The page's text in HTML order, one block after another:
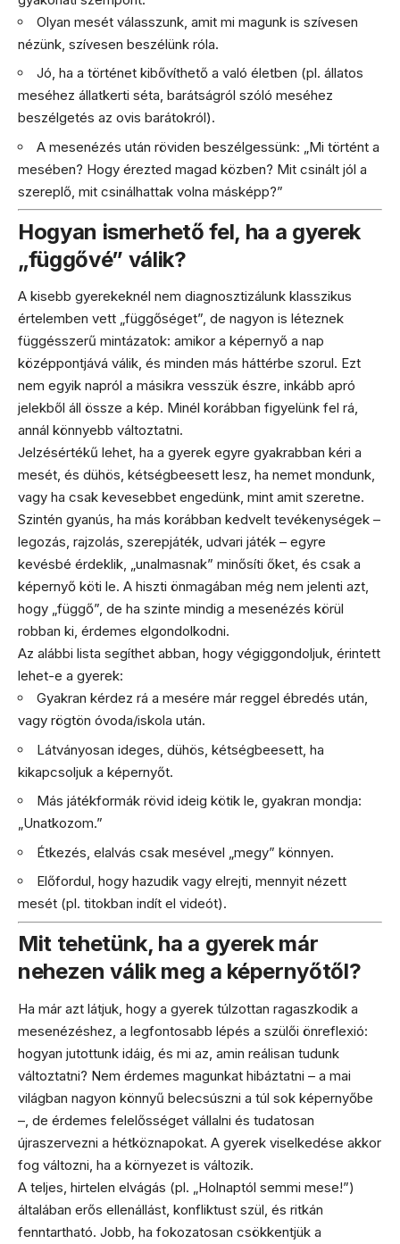
Olyan mesét válasszunk, amit mi magunk is szívesen
nézünk, szívesen beszélünk róla.
Jó, ha a történet kibővíthető a való életben (pl. állatos
meséhez állatkerti séta, barátságról szóló meséhez
beszélgetés az ovis barátokról).
A mesenézés után röviden beszélgessünk: „Mi történt a
mesében? Hogy érezted magad közben? Mit csinált jól a
szereplő, mit csinálhattak volna másképp?”
Hogyan ismerhető fel, ha a gyerek
„függővé” válik?
A kisebb gyerekeknél nem diagnosztizálunk klasszikus
értelemben vett „függőséget”, de nagyon is léteznek
függésszerű mintázatok: amikor a képernyő a nap
középpontjává válik, és minden más háttérbe szorul. Ezt
nem egyik napról a másikra vesszük észre, inkább apró
jelekből áll össze a kép. Minél korábban figyelünk fel rá,
annál könnyebb változtatni.
Jelzésértékű lehet, ha a gyerek egyre gyakrabban kéri a
mesét, és dühös, kétségbeesett lesz, ha nemet mondunk,
vagy ha csak kevesebbet engedünk, mint amit szeretne.
Szintén gyanús, ha más korábban kedvelt tevékenységek –
legozás, rajzolás, szerepjáték, udvari játék – egyre
kevésbé érdeklik, „unalmasnak” minősíti őket, és csak a
képernyő köti le. A hiszti önmagában még nem jelenti azt,
hogy „függő”, de ha szinte mindig a mesenézés körül
robban ki, érdemes elgondolkodni.
Az alábbi lista segíthet abban, hogy végiggondoljuk, érintett
lehet-e a gyerek:
Gyakran kérdez rá a mesére már reggel ébredés után,
vagy rögtön óvoda/iskola után.
Látványosan ideges, dühös, kétségbeesett, ha
kikapcsoljuk a képernyőt.
Más játékformák rövid ideig kötik le, gyakran mondja:
„Unatkozom.”
Étkezés, elalvás csak mesével „megy” könnyen.
Előfordul, hogy hazudik vagy elrejti, mennyit nézett
mesét (pl. titokban indít el videót).
Mit tehetünk, ha a gyerek már
nehezen válik meg a képernyőtől?
Ha már azt látjuk, hogy a gyerek túlzottan ragaszkodik a
mesenézéshez, a legfontosabb lépés a szülői önreflexió:
hogyan jutottunk idáig, és mi az, amin reálisan tudunk
változtatni? Nem érdemes magunkat hibáztatni – a mai
világban nagyon könnyű belecsúszni a túl sok képernyőbe
–, de érdemes felelősséget vállalni és tudatosan
újraszervezni a hétköznapokat. A gyerek viselkedése akkor
fog változni, ha a környezet is változik.
A teljes, hirtelen elvágás (pl. „Holnaptól semmi mese!”)
általában erős ellenállást, konfliktust szül, és ritkán
fenntartható. Jobb, ha fokozatosan csökkentjük a